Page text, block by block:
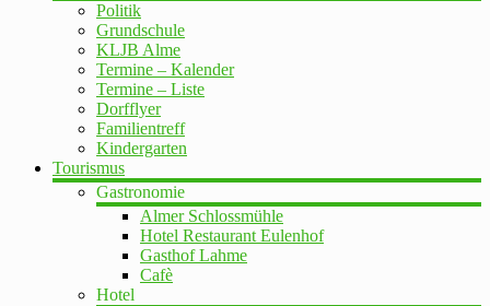
Politik
Grundschule
KLJB Alme
Termine – Kalender
Termine – Liste
Dorfflyer
Familientreff
Kindergarten
Tourismus
Gastronomie
Almer Schlossmühle
Hotel Restaurant Eulenhof
Gasthof Lahme
Cafè
Hotel